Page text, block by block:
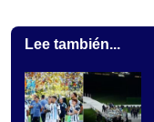
Lee también...